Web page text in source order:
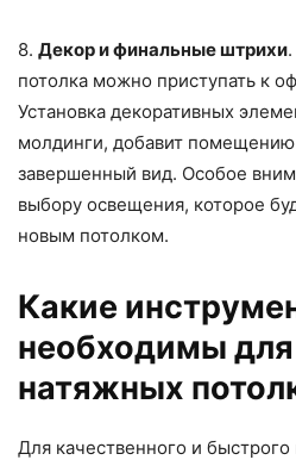
8. Декор и финальные штрихи
потолка можно приступать к
Установка декоративных
молдинги, добавит
завершенный вид. Особое
выбору освещения, которое
новым потолком.
Какие
необходимы
натяжных
Для качественного и